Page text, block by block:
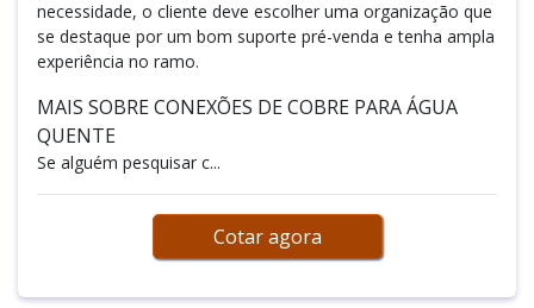
necessidade, o cliente deve escolher uma organização que
se destaque por um bom suporte pré-venda e tenha ampla
experiência no ramo.
MAIS SOBRE CONEXÕES DE COBRE PARA ÁGUA
QUENTE
Se alguém pesquisar c...
Cotar agora